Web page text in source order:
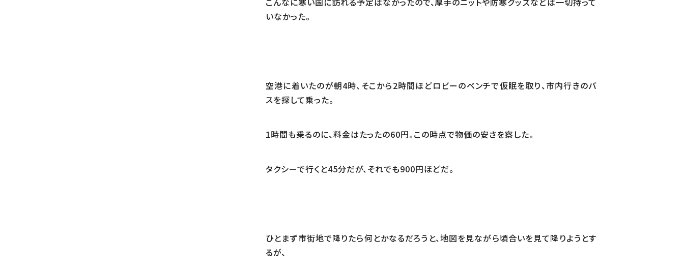
いなかった。
空港に着いたのが朝4時、そこから2時間ほどロビーのベンチで仮眠を取り、市内行きのバ
スを探して乗った。
1時間も乗るのに、料金はたったの60円。この時点で物価の安さを察した。
タクシーで行くと45分だが、それでも900円ほどだ。
ひとまず市街地で降りたら何とかなるだろうと、地図を見ながら頃合いを見て降りようとす
るが、